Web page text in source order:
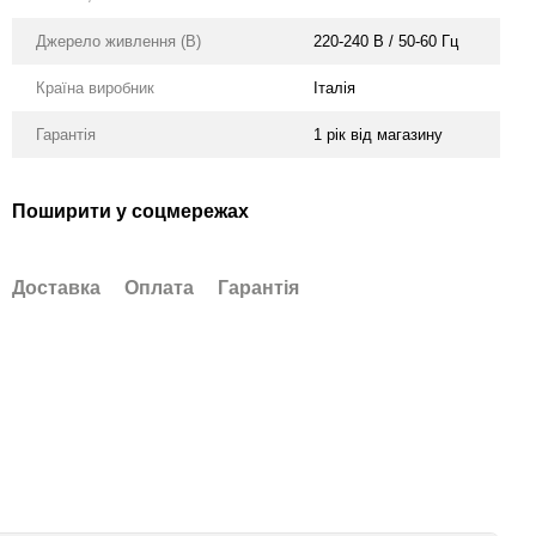
Джерело живлення (В) 220-240 В / 50-60 Гц
Країна виробник Італія
Гарантія 1 рік від магазину
Поширити у соцмережах
Доставка Оплата Гарантія